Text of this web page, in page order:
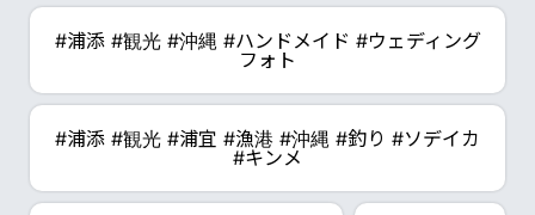
#浦添 #観光 #沖縄 #ハンドメイド #ウェディング
フォト
#浦添 #観光 #浦宜 #漁港 #沖縄 #釣り #ソデイカ
#キンメ